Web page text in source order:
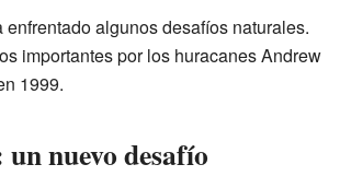
algunos desafíos naturales.
importantes por los huracanes Andrew
1999.
nuevo desafío